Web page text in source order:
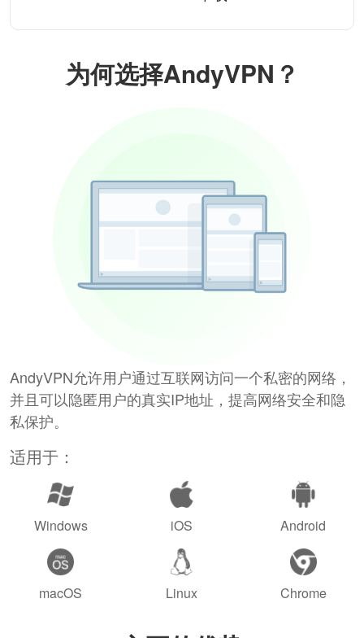
为何选择AndyVPN？
AndyVPN允许用户通过互联网访问一个私密的网络，
并且可以隐匿用户的真实IP地址，提高网络安全和隐
私保护。
适用于：
Windows iOS Android
macOS Linux Chrome